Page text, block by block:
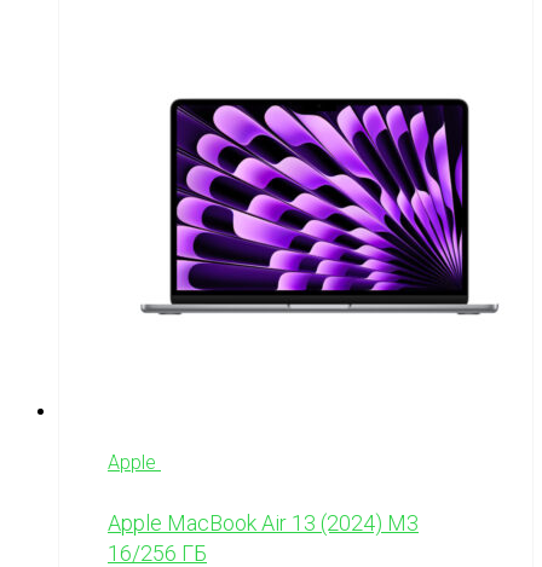
Apple
Apple MacBook Air 13 (2024) M3
16/256 ГБ